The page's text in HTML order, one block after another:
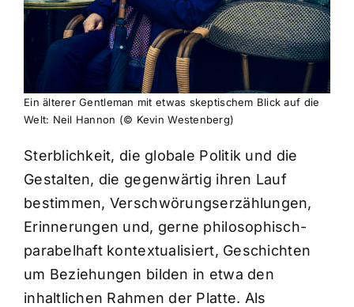
Ein älterer Gentleman mit etwas skeptischem Blick auf die
Welt: Neil Hannon (© Kevin Westenberg)
Sterblichkeit, die globale Politik und die
Gestalten, die gegenwärtig ihren Lauf
bestimmen, Verschwörungserzählungen,
Erinnerungen und, gerne philosophisch-
parabelhaft kontextualisiert, Geschichten
um Beziehungen bilden in etwa den
inhaltlichen Rahmen der Platte. Als